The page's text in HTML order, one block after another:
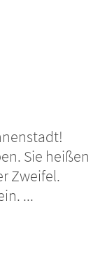
Sie heißen
Zweifel.
...